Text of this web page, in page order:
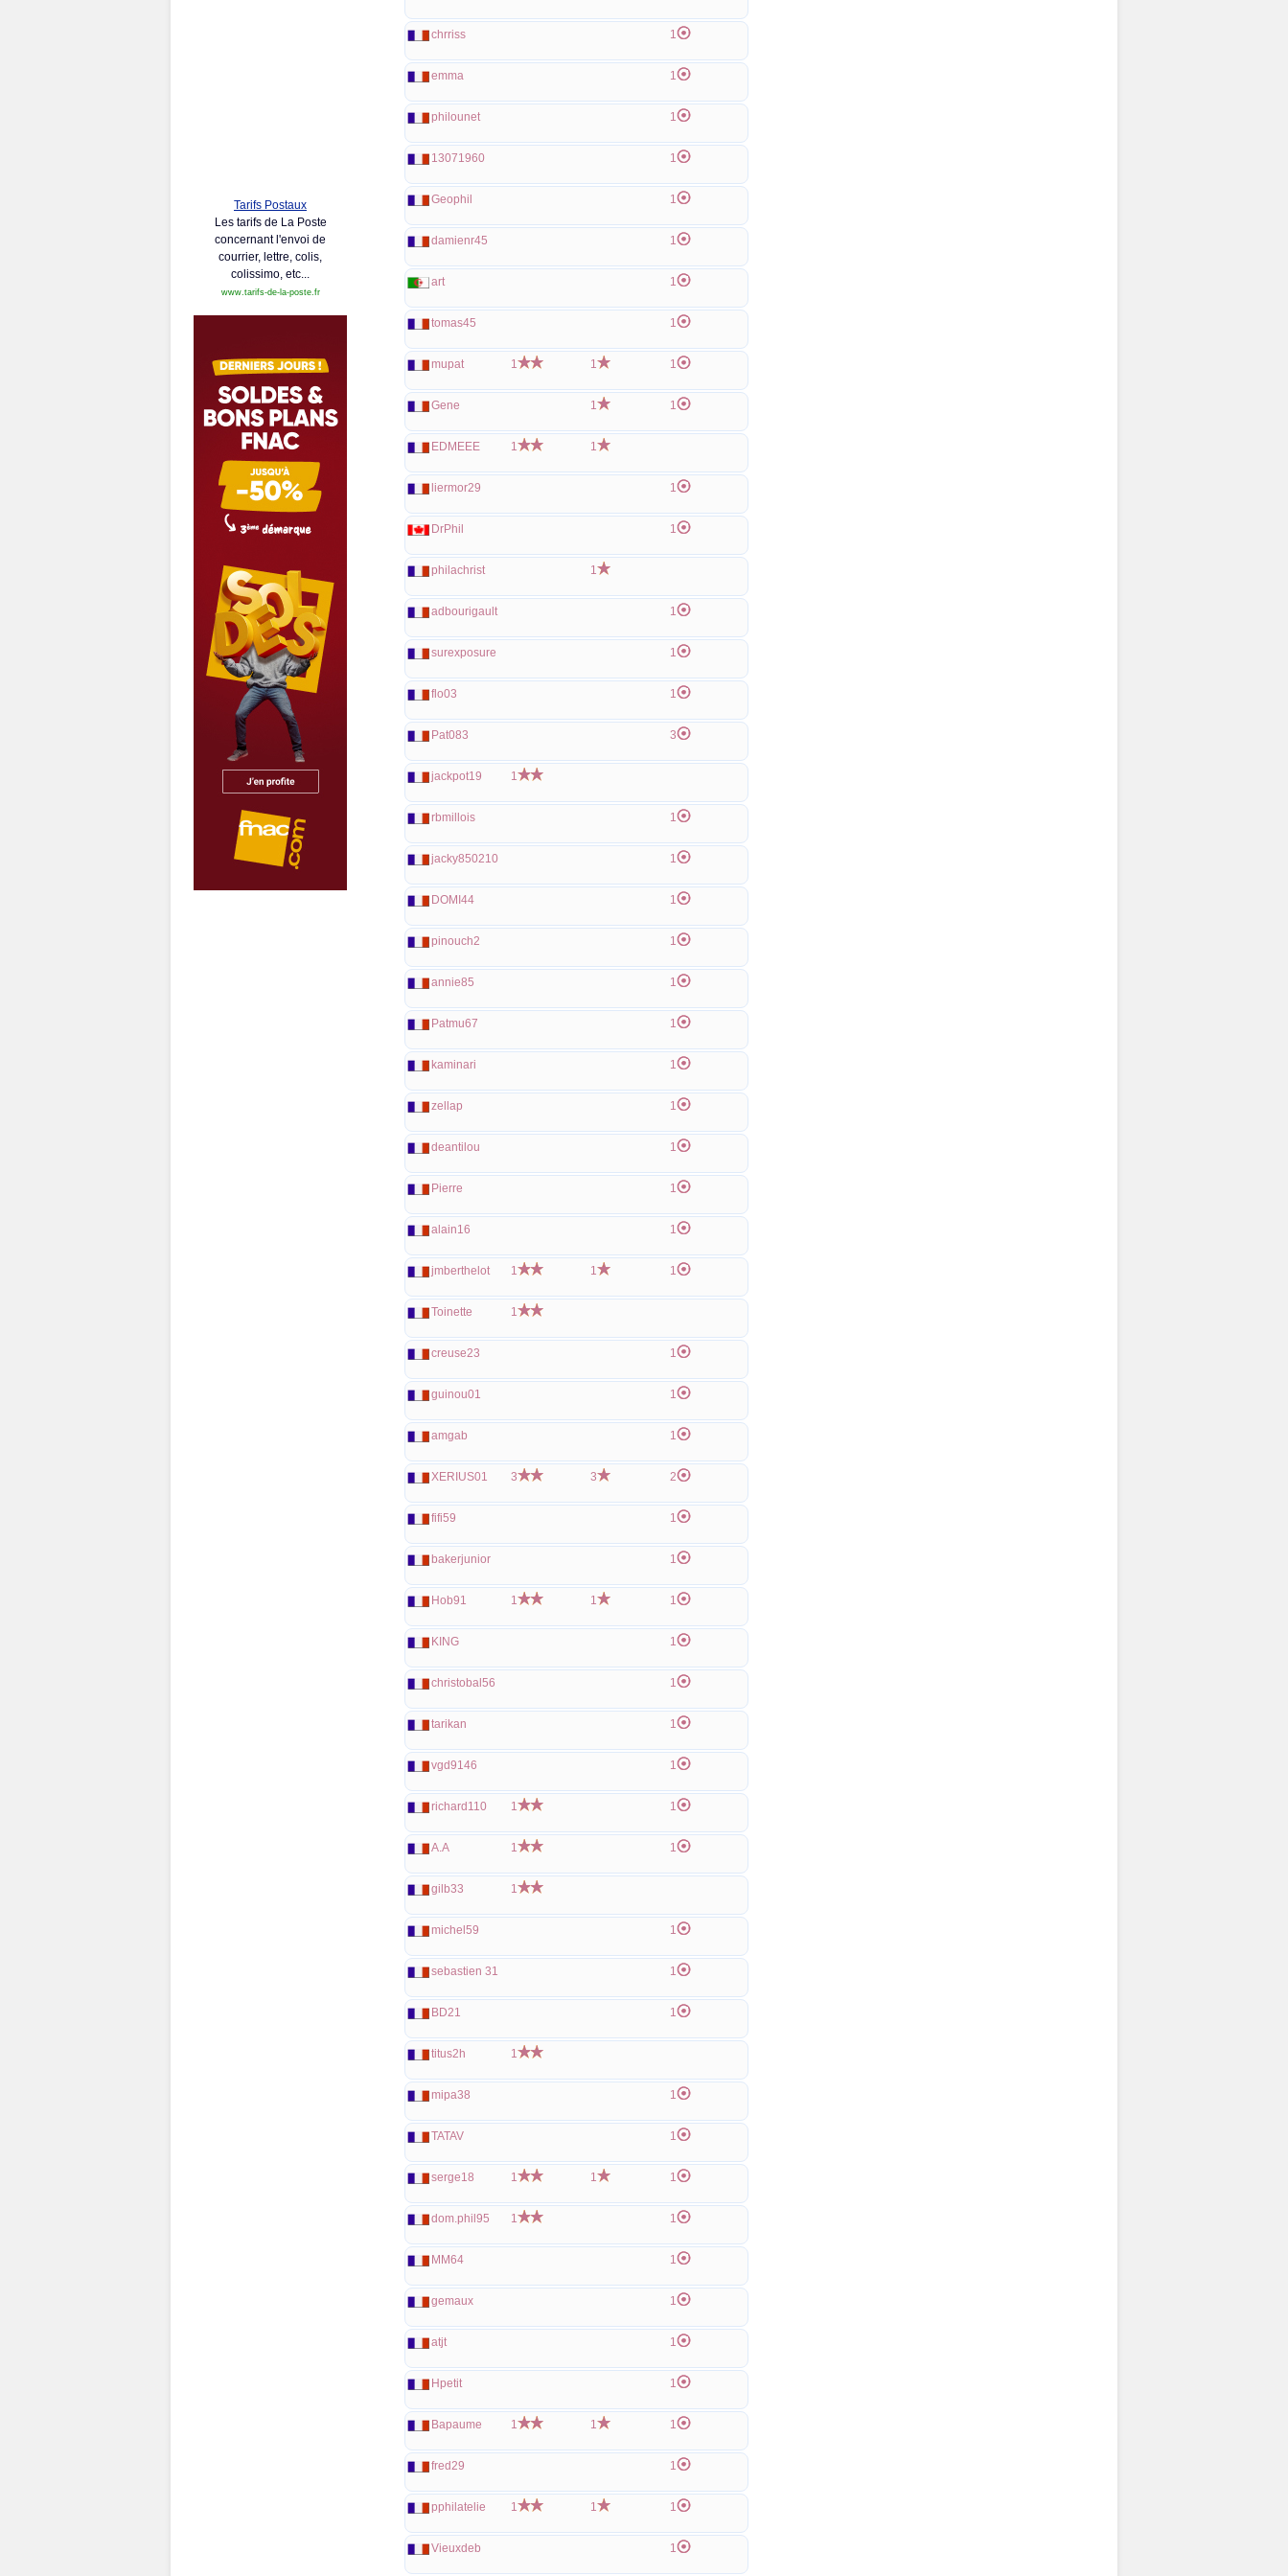
Tarifs Postaux
Les tarifs de La Poste
concernant l'envoi de
courrier, lettre, colis,
colissimo, etc...
www.tarifs-de-la-poste.fr
chrriss 1
emma 1
philounet 1
13071960 1
Geophil 1
damienr45 1
art 1
tomas45 1
mupat 1 1 1
Gene 1 1
EDMEEE 1 1
liermor29 1
DrPhil 1
philachrist 1
adbourigault 1
surexposure 1
flo03 1
Pat083 3
jackpot19 1
rbmillois 1
jacky850210 1
DOMI44 1
pinouch2 1
annie85 1
Patmu67 1
kaminari 1
zellap 1
deantilou 1
Pierre 1
alain16 1
jmberthelot 1 1 1
Toinette 1
creuse23 1
guinou01 1
amgab 1
XERIUS01 3 3 2
fifi59 1
bakerjunior 1
Hob91 1 1 1
KING 1
christobal56 1
tarikan 1
vgd9146 1
richard110 1 1
A.A 1 1
gilb33 1
michel59 1
sebastien 31 1
BD21 1
titus2h 1
mipa38 1
TATAV 1
serge18 1 1 1
dom.phil95 1 1
MM64 1
gemaux 1
atjt 1
Hpetit 1
Bapaume 1 1 1
fred29 1
pphilatelie 1 1 1
Vieuxdeb 1